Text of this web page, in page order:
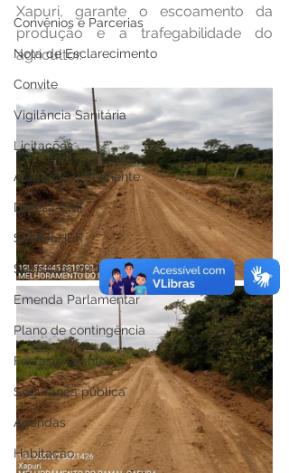
Convênios e Parcerias
Nota de Esclarecimento
Convite
Vigilância Sanitária
Licitações
Alagação e Enchente
Defesa Civil
SEMULHER
Secretaria da Mulher
Emenda Parlamentar
Plano de contingência
Festas e eventos
Segurança pública
Agendas
Habitação
Xapuri, garante o escoamento da
produção e a trafegabilidade do
agricultor.